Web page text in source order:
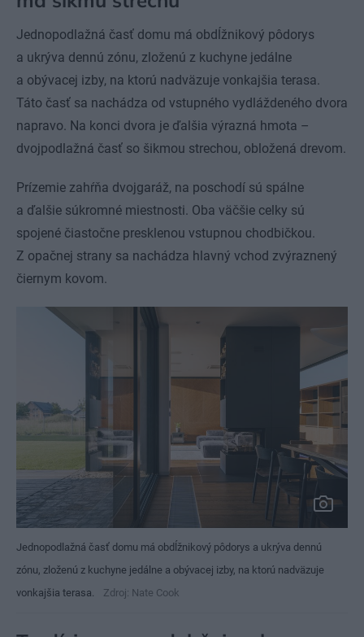
Jednopodlažná časť domu má obdĺžnikový pôdorys
a ukrýva dennú zónu, zloženú z kuchyne jedálne
a obývacej izby, na ktorú nadväzuje vonkajšia terasa.
Táto časť sa nachádza od vstupného vydláždeného dvora
napravo. Na konci dvora je ďalšia výrazná hmota –
dvojpodlažná časť so šikmou strechou, obložená drevom.
Prízemie zahŕňa dvojgaráž, na poschodí sú spálne
a ďalšie súkromné miestnosti. Oba väčšie celky sú
spojené čiastočne presklenou vstupnou chodbičkou.
Z opačnej strany sa nachádza hlavný vchod zvýraznený
čiernym kovom.
Jednopodlažná časť domu má obdĺžnikový pôdorys a ukrýva dennú
zónu, zloženú z kuchyne jedálne a obývacej izby, na ktorú nadväzuje
vonkajšia terasa.
Zdroj: Nate Cook